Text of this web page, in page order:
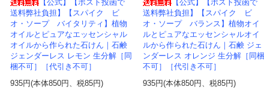
【公式】【ポスト投函で
送料弊社負担】【スパイク ビ
オ・ソープ バイタリティ】植物
オイルとピュアなエッセンシャル
オイルから作られた石けん｜石鹸
ジェンダーレス レモン 生分解［同
梱不可］［代引き不可］
935円(本体850円、税85円)
【公式】【ポスト投函で
送料弊社負担】【スパイク ビ
オ・ソープ バランス】植物オイ
ルとピュアなエッセンシャルオイ
ルから作られた石けん｜石鹸 ジェ
ンダーレス オレンジ 生分解［同梱
不可］［代引き不可］
935円(本体850円、税85円)